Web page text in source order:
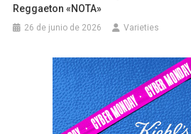
Reggaeton «NOTA»
26 de junio de 2026 Varieties